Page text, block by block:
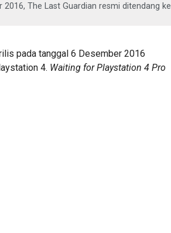
The Last Guardian resmi ditendang ke
pada tanggal 6 Desember 2016
4. Waiting for Playstation 4 Pro